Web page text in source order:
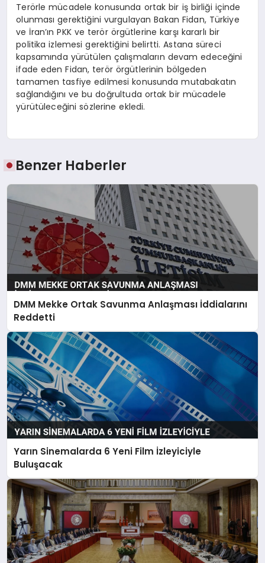
Terörle mücadele konusunda ortak bir iş birliği içinde
olunması gerektiğini vurgulayan Bakan Fidan, Türkiye
ve İran’ın PKK ve terör örgütlerine karşı kararlı bir
politika izlemesi gerektiğini belirtti. Astana süreci
kapsamında yürütülen çalışmaların devam edeceğini
ifade eden Fidan, terör örgütlerinin bölgeden
tamamen tasfiye edilmesi konusunda mutabakatın
sağlandığını ve bu doğrultuda ortak bir mücadele
yürütüleceğini sözlerine ekledi.
Benzer Haberler
DMM Mekke Ortak Savunma Anlaşması İddialarını
Reddetti
Yarın Sinemalarda 6 Yeni Film İzleyiciyle
Buluşacak